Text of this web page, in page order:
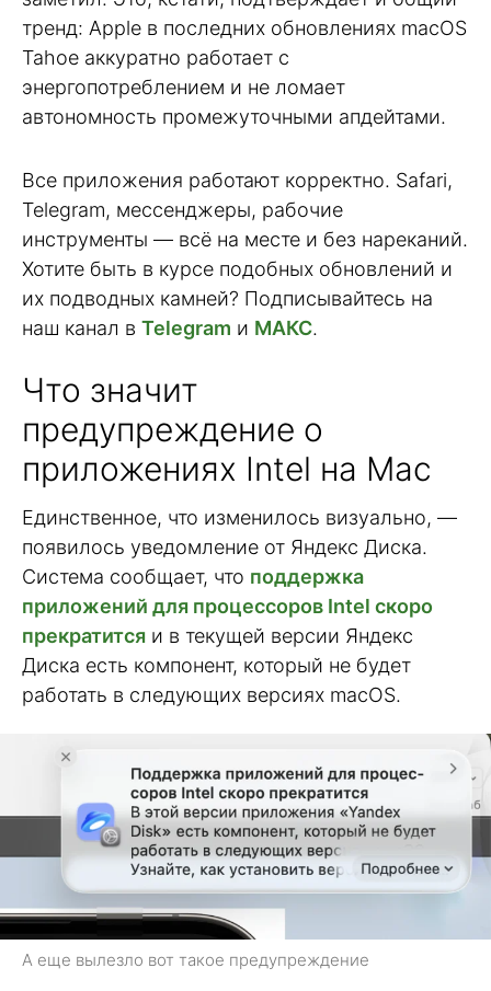
тренд: Apple в последних обновлениях macOS
Tahoe аккуратно работает с
энергопотреблением и не ломает
автономность промежуточными апдейтами.
Все приложения работают корректно. Safari,
Telegram, мессенджеры, рабочие
инструменты — всё на месте и без нареканий.
Хотите быть в курсе подобных обновлений и
их подводных камней? Подписывайтесь на
наш канал в Telegram и МАКС.
Что значит
предупреждение о
приложениях Intel на Mac
Единственное, что изменилось визуально, —
появилось уведомление от Яндекс Диска.
Система сообщает, что поддержка
приложений для процессоров Intel скоро
прекратится и в текущей версии Яндекс
Диска есть компонент, который не будет
работать в следующих версиях macOS.
А еще вылезло вот такое предупреждение